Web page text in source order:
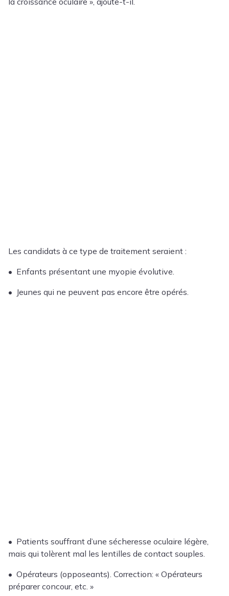
Les candidats à ce type de traitement seraient :
• Enfants présentant une myopie évolutive.
• Jeunes qui ne peuvent pas encore être opérés.
• Patients souffrant d’une sécheresse oculaire légère,
mais qui tolèrent mal les lentilles de contact souples.
• Opérateurs (opposeants). Correction: « Opérateurs
préparer concour, etc. »